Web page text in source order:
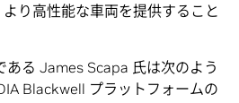
り高性能な車両を提供すること
る James Scapa 氏は次のよう
Blackwell プラットフォームの